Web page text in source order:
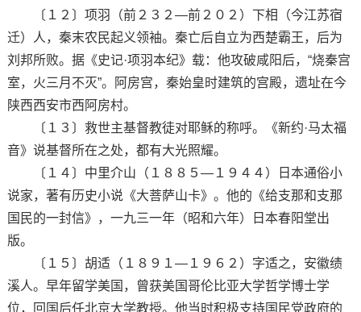
〔１２〕项羽（前２３２—前２０２）下相（今江苏宿
迁）人，秦末农民起义领袖。秦亡后自立为西楚霸王，后为
刘邦所败。据《史记·项羽本纪》载：他攻破咸阳后，“烧秦宫
室，火三月不灭”。阿房宫，秦始皇时建筑的宫殿，遗址在今
陕西西安市西阿房村。
〔１３〕救世主基督教徒对耶稣的称呼。《新约·马太福
音》说基督所在之处，都有大光照耀。
〔１４〕中里介山（１８８５—１９４４）日本通俗小
说家，著有历史小说《大菩萨山卡》。他的《给支那和支那
国民的一封信》，一九三一年（昭和六年）日本春阳堂出
版。
〔１５〕胡适（１８９１—１９６２）字适之，安徽绩
溪人。早年留学美国，曾获美国哥伦比亚大学哲学博士学
位，回国后任北京大学教授。他当时积极支持国民党政府的